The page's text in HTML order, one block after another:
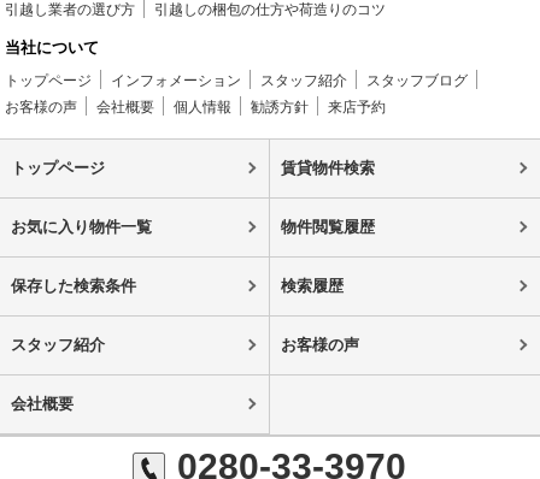
引越し業者の選び方
引越しの梱包の仕方や荷造りのコツ
当社について
トップページ インフォメーション スタッフ紹介
スタッフブログ
お客様の声
会社概要 個人情報 勧誘方針 来店予約
トップページ 賃貸物件検索
お気に入り物件一覧 物件閲覧履歴
保存した検索条件 検索履歴
スタッフ紹介 お客様の声
会社概要
0280-33-3970